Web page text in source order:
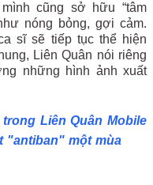
cũng sở hữu “tâm
nóng bỏng, gợi cảm.
sĩ sẽ tiếp tục thể hiện
Liên Quân nói riêng
những hình ảnh xuất
Liên Quân Mobile
"antiban" một mùa